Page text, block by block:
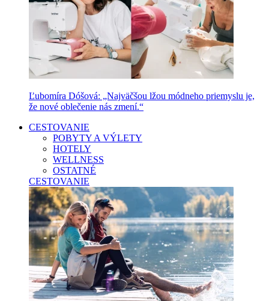
Ľubomíra Dóšová: „Najväčšou lžou módneho priemyslu je,
že nové oblečenie nás zmení.“
CESTOVANIE
POBYTY A VÝLETY
HOTELY
WELLNESS
OSTATNÉ
CESTOVANIE